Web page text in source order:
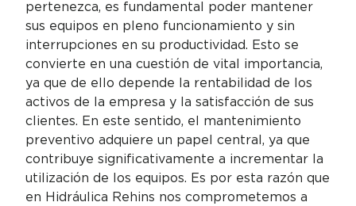
pertenezca, es fundamental poder mantener
sus equipos en pleno funcionamiento y sin
interrupciones en su productividad. Esto se
convierte en una cuestión de vital importancia,
ya que de ello depende la rentabilidad de los
activos de la empresa y la satisfacción de sus
clientes. En este sentido, el mantenimiento
preventivo adquiere un papel central, ya que
contribuye significativamente a incrementar la
utilización de los equipos. Es por esta razón que
en Hidráulica Rehins nos comprometemos a